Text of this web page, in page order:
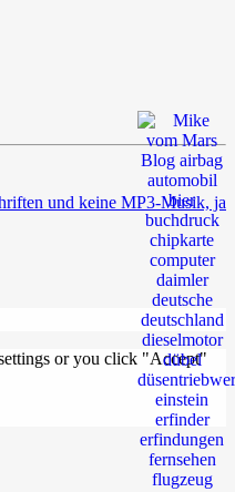
und keine MP3-Musik, ja
or you click "Accept"